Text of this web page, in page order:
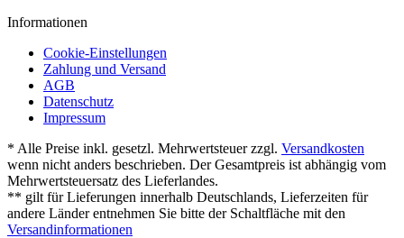
Informationen
Cookie-Einstellungen
Zahlung und Versand
AGB
Datenschutz
Impressum
* Alle Preise inkl. gesetzl. Mehrwertsteuer zzgl. Versandkosten
wenn nicht anders beschrieben. Der Gesamtpreis ist abhängig vom
Mehrwertsteuersatz des Lieferlandes.
** gilt für Lieferungen innerhalb Deutschlands, Lieferzeiten für
andere Länder entnehmen Sie bitte der Schaltfläche mit den
Versandinformationen